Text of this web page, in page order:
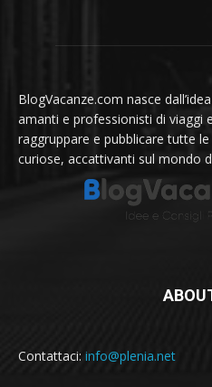
BlogVacanze.com nasce
amanti e professionisti di viaggi
raggruppare e pubblicare tutte
curiose, accattivanti sul mondo
Contattaci: info@plenia.net